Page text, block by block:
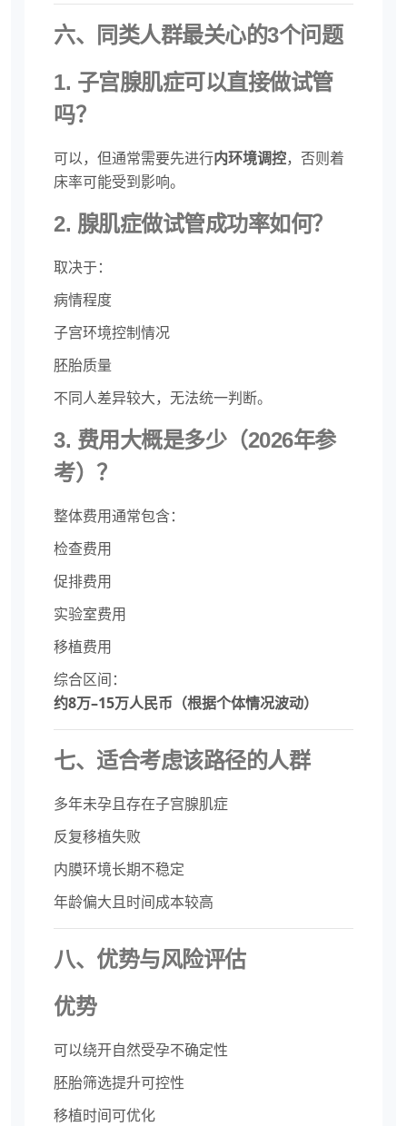
六、同类人群最关心的3个问题
1. 子宫腺肌症可以直接做试管
吗？
可以，但通常需要先进行内环境调控，否则着
床率可能受到影响。
2. 腺肌症做试管成功率如何？
取决于：
病情程度
子宫环境控制情况
胚胎质量
不同人差异较大，无法统一判断。
3. 费用大概是多少（2026年参
考）？
整体费用通常包含：
检查费用
促排费用
实验室费用
移植费用
综合区间：
约8万–15万人民币（根据个体情况波动）
七、适合考虑该路径的人群
多年未孕且存在子宫腺肌症
反复移植失败
内膜环境长期不稳定
年龄偏大且时间成本较高
八、优势与风险评估
优势
可以绕开自然受孕不确定性
胚胎筛选提升可控性
移植时间可优化